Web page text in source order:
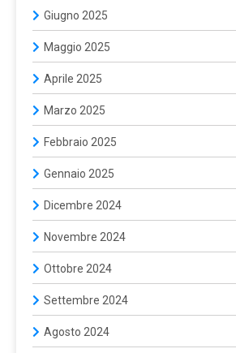
Giugno 2025
Maggio 2025
Aprile 2025
Marzo 2025
Febbraio 2025
Gennaio 2025
Dicembre 2024
Novembre 2024
Ottobre 2024
Settembre 2024
Agosto 2024